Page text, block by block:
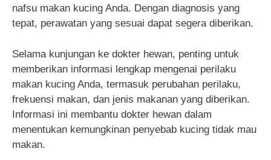
nafsu makan kucing Anda. Dengan diagnosis yang
tepat, perawatan yang sesuai dapat segera diberikan.
Selama kunjungan ke dokter hewan, penting untuk
memberikan informasi lengkap mengenai perilaku
makan kucing Anda, termasuk perubahan perilaku,
frekuensi makan, dan jenis makanan yang diberikan.
Informasi ini membantu dokter hewan dalam
menentukan kemungkinan penyebab kucing tidak mau
makan.